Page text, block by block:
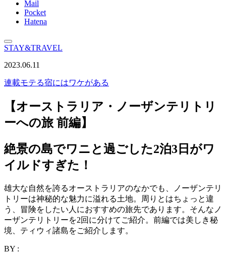
Mail
Pocket
Hatena
STAY&TRAVEL
2023.06.11
連載モテる宿にはワケがある
【オーストラリア・ノーザンテリトリ
ーへの旅 前編】
絶景の島でワニと過ごした2泊3日がワ
イルドすぎた！
雄大な自然を誇るオーストラリアのなかでも、ノーザンテリ
トリーは神秘的な魅力に溢れる土地。周りとはちょっと違
う、冒険をしたい人におすすめの旅先であります。そんなノ
ーザンテリトリーを2回に分けてご紹介。前編では美しき秘
境、ティウィ諸島をご紹介します。
BY :